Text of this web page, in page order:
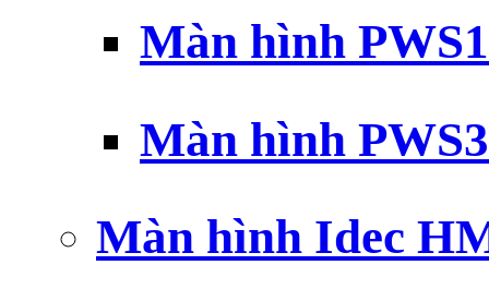
Màn hình
Màn hình
Màn hình Idec